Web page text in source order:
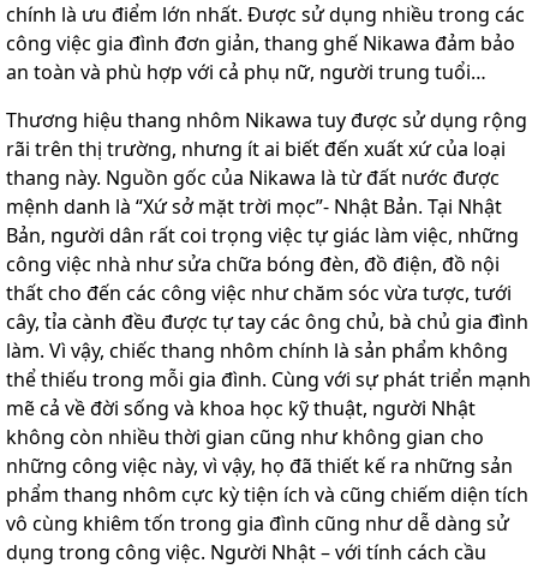
chính là ưu điểm lớn nhất. Được sử dụng nhiều trong các
công việc gia đình đơn giản, thang ghế Nikawa đảm bảo
an toàn và phù hợp với cả phụ nữ, người trung tuổi…
Thương hiệu thang nhôm Nikawa tuy được sử dụng rộng
rãi trên thị trường, nhưng ít ai biết đến xuất xứ của loại
thang này. Nguồn gốc của Nikawa là từ đất nước được
mệnh danh là “Xứ sở mặt trời mọc”- Nhật Bản. Tại Nhật
Bản, người dân rất coi trọng việc tự giác làm việc, những
công việc nhà như sửa chữa bóng đèn, đồ điện, đồ nội
thất cho đến các công việc như chăm sóc vừa tược, tưới
cây, tỉa cành đều được tự tay các ông chủ, bà chủ gia đình
làm. Vì vậy, chiếc thang nhôm chính là sản phẩm không
thể thiếu trong mỗi gia đình. Cùng với sự phát triển mạnh
mẽ cả về đời sống và khoa học kỹ thuật, người Nhật
không còn nhiều thời gian cũng như không gian cho
những công việc này, vì vậy, họ đã thiết kế ra những sản
phẩm thang nhôm cực kỳ tiện ích và cũng chiếm diện tích
vô cùng khiêm tốn trong gia đình cũng như dễ dàng sử
dụng trong công việc. Người Nhật – với tính cách cầu